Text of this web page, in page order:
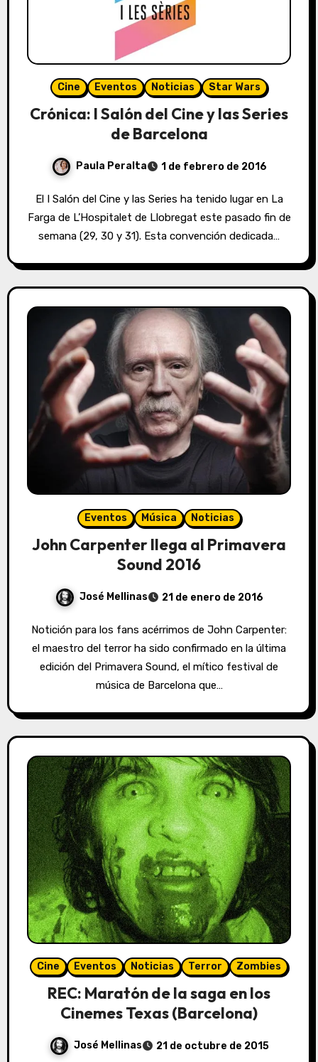
Cine Eventos Noticias Star Wars
Crónica: I Salón del Cine y las Series
de Barcelona
Paula Peralta 1 de febrero de 2016
El I Salón del Cine y las Series ha tenido lugar en La
Farga de L’Hospitalet de Llobregat este pasado fin de
semana (29, 30 y 31). Esta convención dedicada…
Eventos Música Noticias
John Carpenter llega al Primavera
Sound 2016
José Mellinas 21 de enero de 2016
Notición para los fans acérrimos de John Carpenter:
el maestro del terror ha sido confirmado en la última
edición del Primavera Sound, el mítico festival de
música de Barcelona que…
Cine Eventos Noticias Terror Zombies
REC: Maratón de la saga en los
Cinemes Texas (Barcelona)
José Mellinas 21 de octubre de 2015